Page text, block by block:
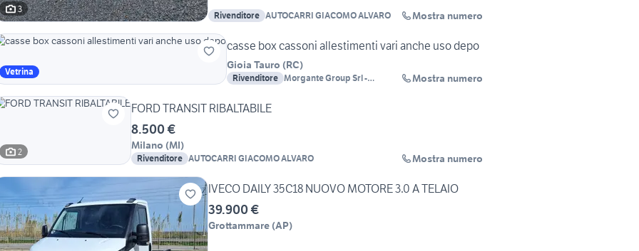
3
Rivenditore AUTOCARRI GIACOMO ALVARO Mostra numero
Vetrina
casse box cassoni allestimenti vari anche uso depo
Gioia Tauro (RC)
Rivenditore Morgante Group Srl -
Mostra numero
2
FORD TRANSIT RIBALTABILE
8.500 €
Milano (MI)
Rivenditore AUTOCARRI GIACOMO ALVARO Mostra numero
IVECO DAILY 35C18 NUOVO MOTORE 3.0 A TELAIO
39.900 €
Grottammare (AP)